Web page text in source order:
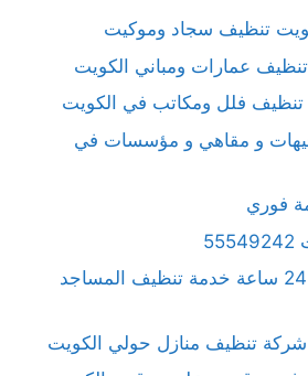
تنظيف سجاد وموكيت
عمارات ومباني الكويت
فلل ومكاتب في الكويت
و مقاهي و مؤسسات في
فوري
تنظيف منازل حولي 24 ساعة خدمة تنظيف المساجد
تنظيف منازل حولي الكويت